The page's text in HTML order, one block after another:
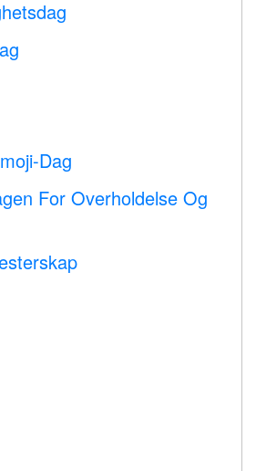
Dag
For Overholdelse Og